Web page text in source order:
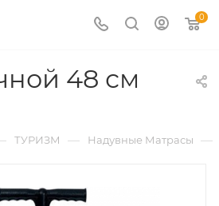
0
48 см
ТУРИЗМ — Надувные Матрасы —